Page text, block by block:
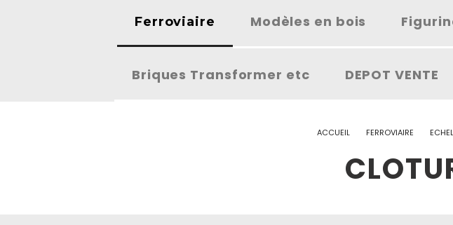
Ferroviaire Modèles en bois
Briques Transformer etc DEPOT VENTE
ACCUEIL FERROVIAIRE